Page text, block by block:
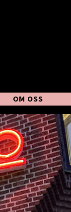
OM OSS